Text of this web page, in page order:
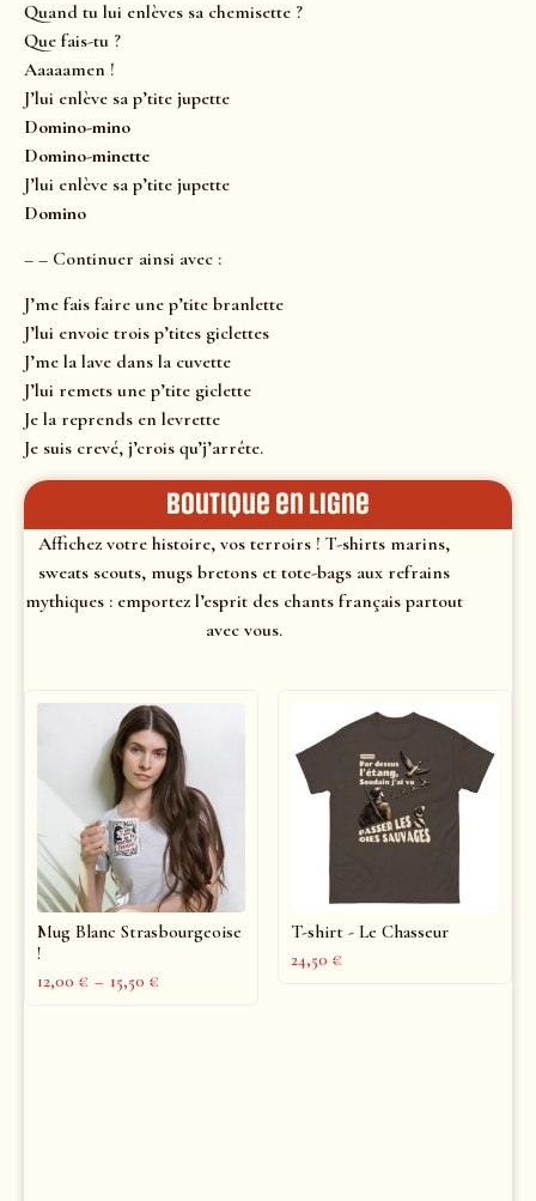
Quand tu lui enlèves sa chemisette ?
Que fais-tu ?
Aaaaamen !
J’lui enlève sa p’tite jupette
Domino-mino
Domino-minette
J’lui enlève sa p’tite jupette
Domino
– – Continuer ainsi avec :
J’me fais faire une p’tite branlette
J’lui envoie trois p’tites giclettes
J’me la lave dans la cuvette
J’lui remets une p’tite giclette
Je la reprends en levrette
Je suis crevé, j’crois qu’j’arrête.
Boutique en ligne
Affichez votre histoire, vos terroirs ! T-shirts marins,
sweats scouts, mugs bretons et tote-bags aux refrains
mythiques : emportez l’esprit des chants français partout
avec vous.
Mug Blanc Strasbourgeoise
!
12,00 € – 15,50 €
T-shirt - Le Chasseur
24,50 €